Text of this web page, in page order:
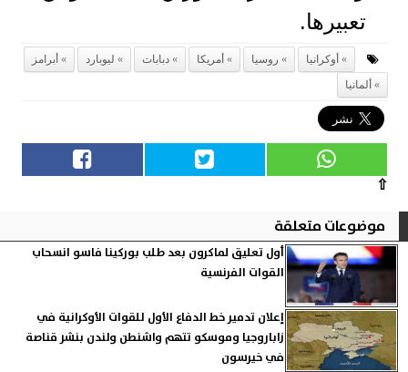
تعبيرها.
أوكرانيا روسيا أمريكا دبابات ليوبارد
أبرامز
ألمانيا
⇧
موضوعات متعلقة
أول تعليق لماكرون بعد طلب بوركينا فاسو انسحاب
القوات الفرنسية
إعلان تدمير خط الدفاع الأول للقوات الأوكرانية في
زاباروجيا وموسكو تتهم واشنطن ولندن بنشر قناصة
في خيرسون